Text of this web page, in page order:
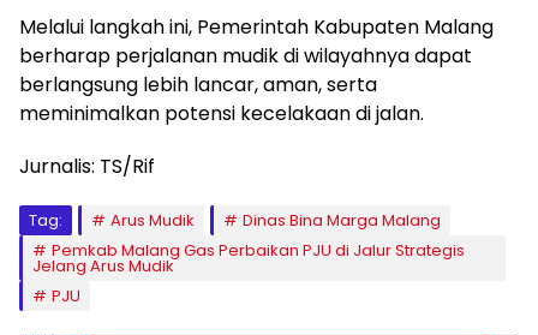
Melalui langkah ini, Pemerintah Kabupaten Malang
berharap perjalanan mudik di wilayahnya dapat
berlangsung lebih lancar, aman, serta
meminimalkan potensi kecelakaan di jalan.
Jurnalis: TS/Rif
Tag: Arus Mudik
Dinas Bina Marga Malang
Pemkab Malang Gas Perbaikan PJU di Jalur Strategis
Jelang Arus Mudik
PJU